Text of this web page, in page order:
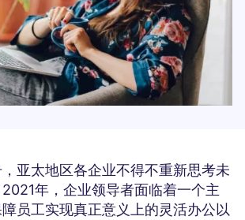
亚太地区各企业不得不重新思考未
年，企业领导者面临着一个主
员工实现真正意义上的灵活办公以